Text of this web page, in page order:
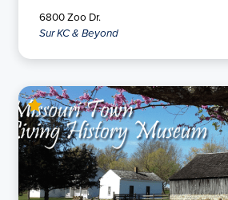
6800 Zoo Dr.
Sur KC & Beyond